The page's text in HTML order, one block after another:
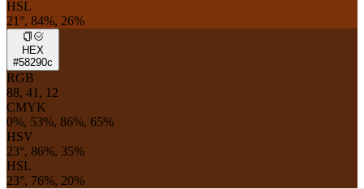
HSL
21°, 84%, 26%
HEX
#58290c
RGB
88, 41, 12
CMYK
0%, 53%, 86%, 65%
HSV
23°, 86%, 35%
HSL
23°, 76%, 20%